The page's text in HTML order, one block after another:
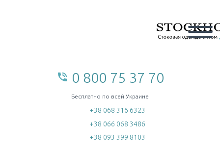
phone_in_talk 0 800 75 37 70
Бесплатно по всей Украине
+38 068 316 6323
+38 066 068 3486
+38 093 399 8103